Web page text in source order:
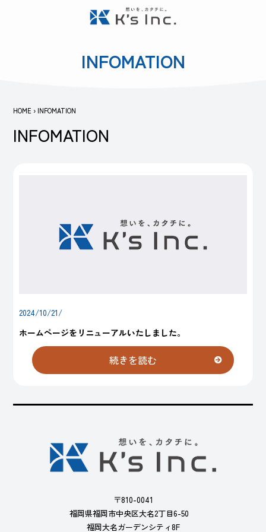
INFOMATION
HOME › INFOMATION
INFOMATION
2024/10/21/
ホームページをリニューアルいたしました。
続きを読む
〒810-0041
福岡県福岡市中央区大名2丁目6-50
福岡大名ガーデンシティ8F